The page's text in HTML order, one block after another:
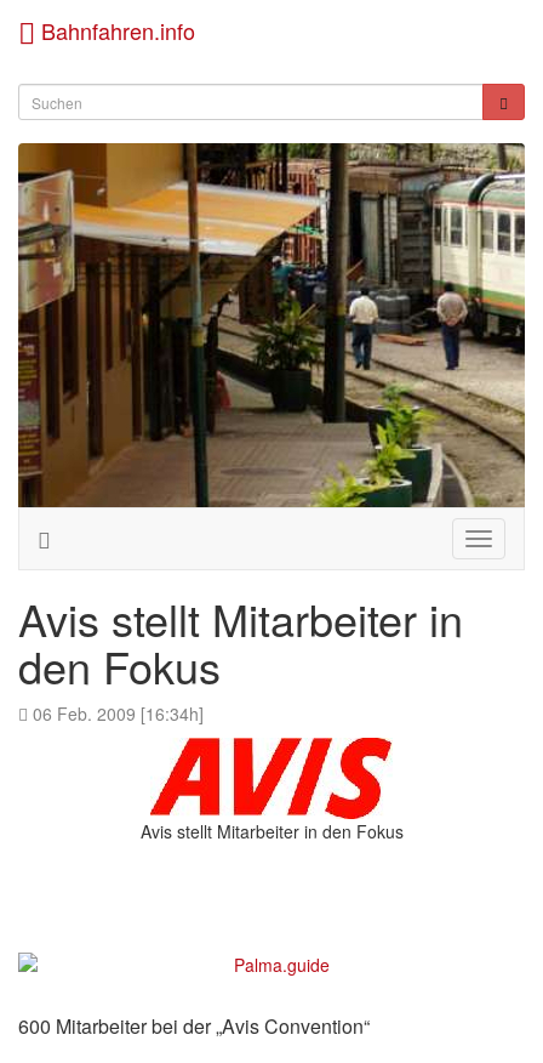
Bahnfahren.info
Toggle
Avis stellt Mitarbeiter in
den Fokus
06 Feb. 2009 [16:34h]
Avis stellt Mitarbeiter in den Fokus
600 Mitarbeiter bei der „Avis Convention“